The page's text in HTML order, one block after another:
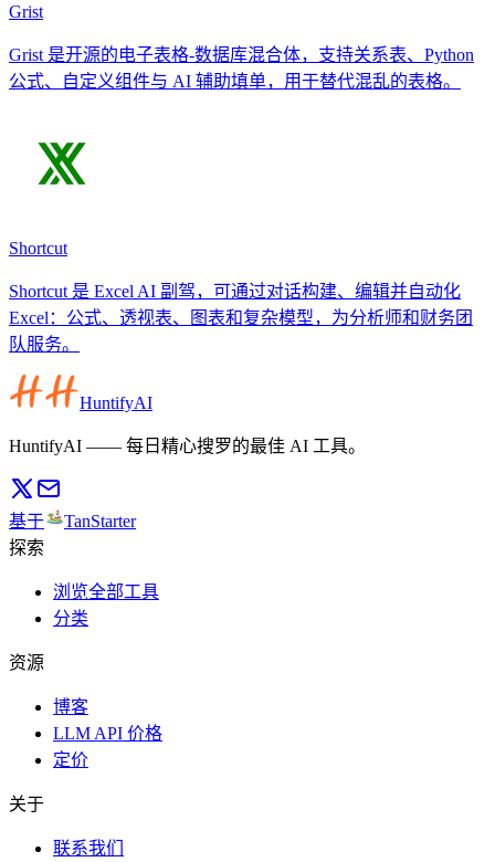
Grist
Grist 是开源的电子表格-数据库混合体，支持关系表、Python
公式、自定义组件与 AI 辅助填单，用于替代混乱的表格。
Shortcut
Shortcut 是 Excel AI 副驾，可通过对话构建、编辑并自动化
Excel：公式、透视表、图表和复杂模型，为分析师和财务团
队服务。
HuntifyAI
HuntifyAI —— 每日精心搜罗的最佳 AI 工具。
基于
TanStarter
探索
浏览全部工具
分类
资源
博客
LLM API 价格
定价
关于
联系我们